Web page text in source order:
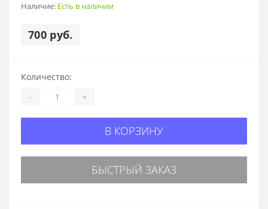
Наличие: Есть в наличии
700 руб.
Количество:
- +
В КОРЗИНУ
БЫСТРЫЙ ЗАКАЗ